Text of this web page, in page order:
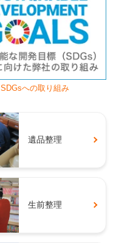
SDGsへの取り組み
遺品整理
生前整理